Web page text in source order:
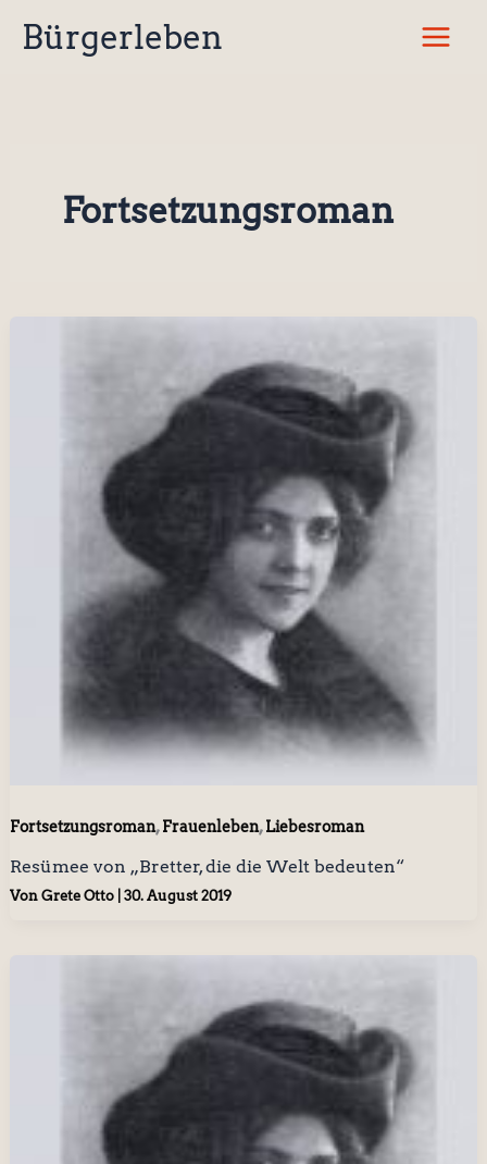
InhaltBürgerleben
Fortsetzungsroman
Fortsetzungsroman,Frauenleben,Liebesroman
Resümee von „Bretter, die die Welt bedeuten“
Von Grete Otto 30. August 2019